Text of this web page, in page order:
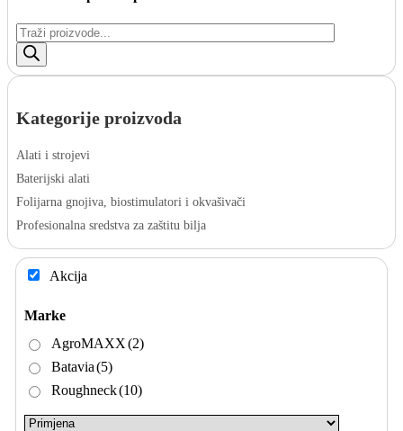
Products
search
Kategorije proizvoda
Alati i strojevi
Baterijski alati
Folijarna gnojiva, biostimulatori i okvašivači
Profesionalna sredstva za zaštitu bilja
Akcija
Marke
AgroMAXX(2)
Batavia(5)
Roughneck(10)